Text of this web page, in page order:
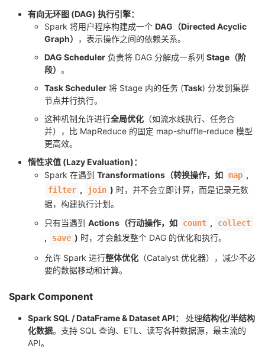
客
论
的
我
注
开
我
的
我
Programs
的
技
我
的
有向无环图 (DAG) 执行引擎：
Spark 将用户程序构建成一个 DAG（Directed Acyclic
Graph）
，表示操作之间的依赖关系。
DAG Scheduler 负责将 DAG 分解成一系列 Stage（阶
段） 。
Task Scheduler 将 Stage 内的任务 (Task) 分发到集群
节点并行执行。
这种机制允许进行全局优化 （如流水线执行、任务合
并），比 MapReduce 的固定 map-shuffle-reduce 模型
更高效。
惰性求值 (Lazy Evaluation)：
Spark 在遇到 Transformations（转换操作，如 map ,
filter , join ) 时，并不会立即计算，而是记录元数
据，构建执行计划。
只有当遇到 Actions（行动操作，如 count , collect
, save ) 时，才会触发整个 DAG 的优化和执行。
允许 Spark 进行整体优化 （Catalyst 优化器），减少不必
要的数据移动和计算。
Spark Component
Spark SQL / DataFrame & Dataset API： 处理结构化/半结构
化数据。支持 SQL 查询、ETL、读写各种数据源，最主流的
API。